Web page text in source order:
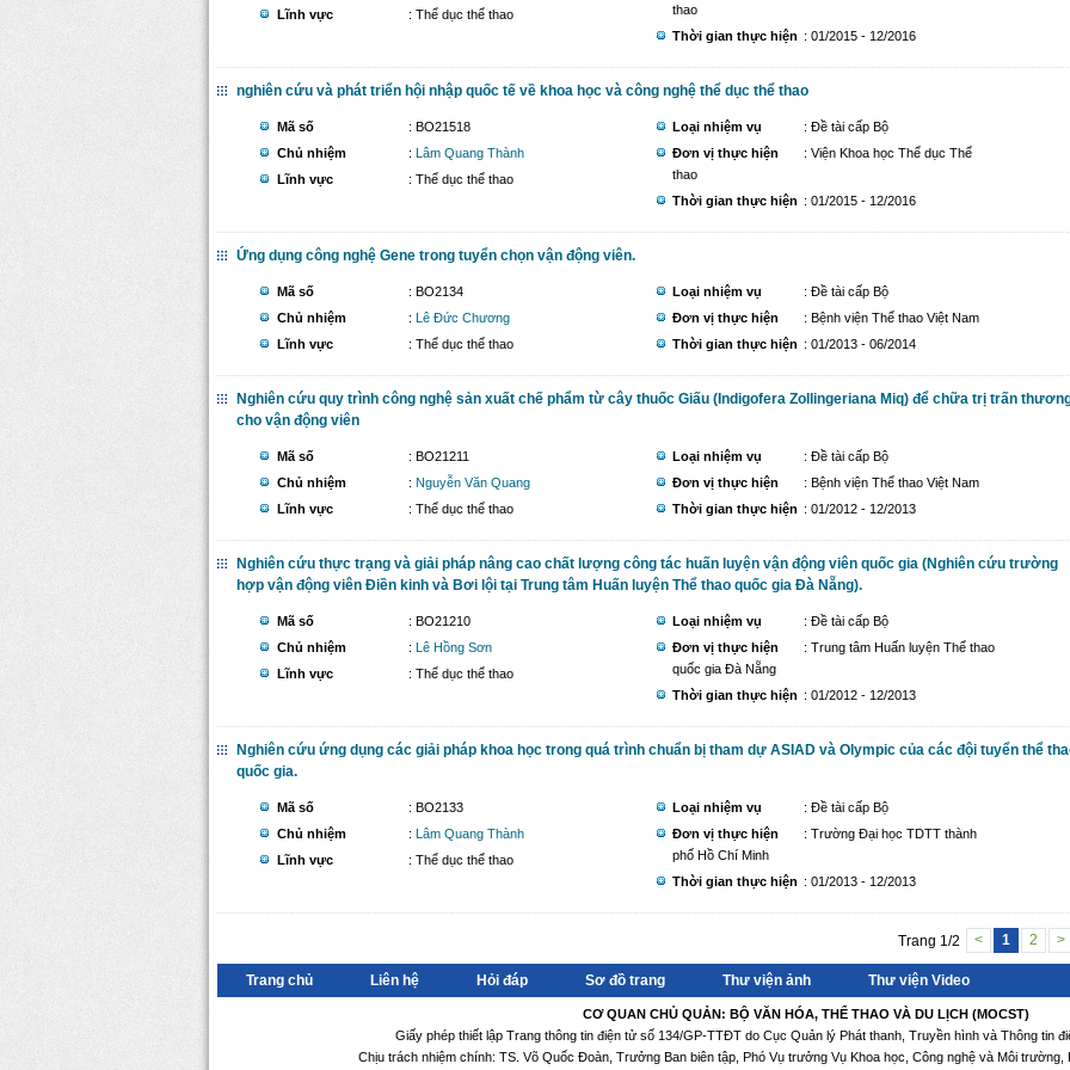
Lĩnh vực : Thể dục thể thao
thao
Thời gian thực hiện : 01/2015 - 12/2016
nghiên cứu và phát triển hội nhập quốc tế về khoa học và công nghệ thể dục thể thao
Mã số
: BO21518
Chủ nhiệm
:
Lâm Quang Thành
Lĩnh vực
: Thể dục thể thao
Loại nhiệm vụ
: Đề tài cấp Bộ
Đơn vị thực hiện
: Viện Khoa học Thể dục Thể
thao
Thời gian thực hiện : 01/2015 - 12/2016
Ứng dụng công nghệ Gene trong tuyển chọn vận động viên.
Mã số
: BO2134
Chủ nhiệm
:
Lê Đức Chương
Lĩnh vực
: Thể dục thể thao
Loại nhiệm vụ
: Đề tài cấp Bộ
Đơn vị thực hiện
: Bệnh viện Thể thao Việt Nam
Thời gian thực hiện : 01/2013 - 06/2014
Nghiên cứu quy trình công nghệ sản xuất chế phẩm từ cây thuốc Giấu (Indigofera Zollingeriana Miq) để chữa trị trấn
cho vận động viên
Mã số
: BO21211
Chủ nhiệm
: Nguyễn Văn Quang
Lĩnh vực
: Thể dục thể thao
Loại nhiệm vụ
: Đề tài cấp Bộ
Đơn vị thực hiện
: Bệnh viện Thể thao Việt Nam
Thời gian thực hiện : 01/2012 - 12/2013
Nghiên cứu thực trạng và giải pháp nâng cao chất lượng công tác huấn luyện vận động viên quốc gia (Nghiên cứu trường
hợp vận động viên Điền kinh và Bơi lội tại Trung tâm Huấn luyện Thể thao quốc gia Đà Nẵng).
Mã số
: BO21210
Chủ nhiệm
:
Lê Hồng Sơn
Lĩnh vực
: Thể dục thể thao
Loại nhiệm vụ
: Đề tài cấp Bộ
Đơn vị thực hiện
: Trung tâm Huấn luyện Thể thao
quốc gia Đà Nẵng
Thời gian thực hiện : 01/2012 - 12/2013
Nghiên cứu ứng dụng các giải pháp khoa học trong quá trình chuẩn bị tham dự ASIAD và Olympic của các đội tuyển thể
quốc gia.
Mã số
: BO2133
Chủ nhiệm
:
Lâm Quang Thành
Lĩnh vực
: Thể dục thể thao
Loại nhiệm vụ
: Đề tài cấp Bộ
Đơn vị thực hiện
: Trường Đại học TDTT thành
phố Hồ Chí Minh
Thời gian thực hiện : 01/2013 - 12/2013
Trang 1/2 < 1 2 >
Trang chủ Liên hệ Hỏi đáp Sơ đồ trang Thư viện ảnh Thư viện Video
CƠ QUAN CHỦ QUẢN: BỘ VĂN HÓA, THỂ THAO VÀ DU LỊCH (MOCST)
Giấy phép thiết lập Trang thông tin điện tử số 134/GP-TTĐT do Cục Quản lý Phát thanh, Truyền hình và Thông tin
Chịu trách nhiệm chính: TS. Võ Quốc Đoàn, Trưởng Ban biên tập, Phó Vụ trưởng Vụ Khoa học, Công nghệ và Môi trường,